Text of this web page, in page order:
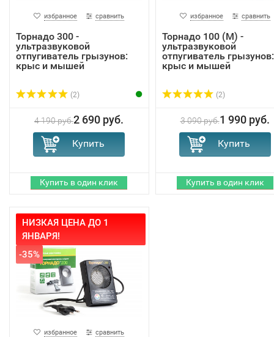
избранное сравнить
Торнадо 300 -
ультразвуковой
отпугиватель грызунов:
крыс и мышей
(2)
4 190 руб.2 690 руб.
избранное сравнить
Торнадо 100 (М) -
ультразвуковой
отпугиватель грызунов:
крыс и мышей
(2)
3 090 руб.1 990 руб.
НИЗКАЯ ЦЕНА ДО 1
ЯНВАРЯ!
-35%
избранное сравнить